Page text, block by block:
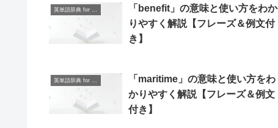
英単語辞典 for Beginners
「benefit」の意味と使い方をわか
りやすく解説【フレーズ＆例文付
き】
英単語辞典 for Beginners
「maritime」の意味と使い方をわ
かりやすく解説【フレーズ＆例文
付き】